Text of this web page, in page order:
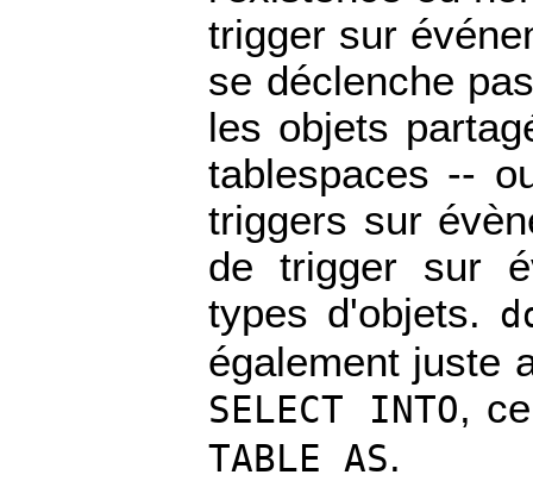
trigger sur
se déclenche
les objets
tablespaces --
triggers sur
de trigger sur
types d'objets.
également juste
SELECT INTO,
TABLE AS.